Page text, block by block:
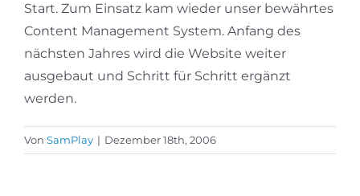
Start. Zum Einsatz kam wieder unser bewährtes
Content Management System. Anfang des
nächsten Jahres wird die Website weiter
ausgebaut und Schritt für Schritt ergänzt
werden.
Von SamPlay | Dezember 18th, 2006